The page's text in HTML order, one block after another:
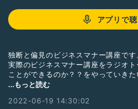
アプリで聴
独断と偏見のビジネスマナー講座です
実際のビジネスマナー講座をラジオ
ことができるのか？？をやっていきた
#ラジオトーク #ひおり
...もっと読む
2022-06-19 14:30:02